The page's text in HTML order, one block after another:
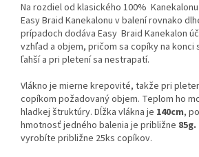
Na rozdiel od klasického 100%
Easy Braid Kanekalonu v balení rovnako
prípadoch dodáva Easy Braid Kanekalon
vzhľad a objem, pričom sa copíky na konci
ľahší a pri pletení sa nestrapatí.
Vlákno je mierne krepovité, takže pri
copíkom požadovaný objem. Teplom ho
hladkej štruktúry. Dĺžka vlákna je 140cm,
hmotnosť jedného balenia je približne 85g.
vyrobíte približne 25ks copíkov.